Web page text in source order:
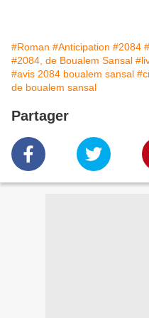
#Roman #Anticipation #2084
#2084, de Boualem Sansal
#avis 2084 boualem sansal
de boualem sansal
Partager